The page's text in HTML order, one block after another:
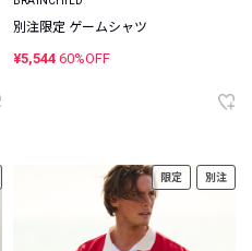
別注限定 ゲームシャツ
¥5,544 60%OFF
限定 別注